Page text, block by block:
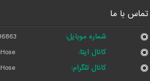
تماس با ما
شماره موبایل:
کانال ایتا:
کانال تلگرام: